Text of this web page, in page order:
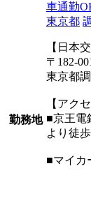
勤務地
車通勤
東京都
【日本
〒182-
東京都
【アク
■京王電
より徒
■マイカ